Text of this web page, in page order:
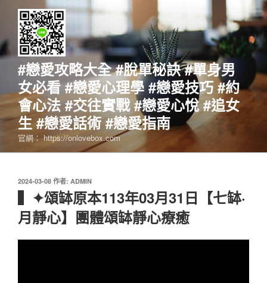
要
#戀愛攻略大全 #脫單秘訣 #單身男
女必看 #戀愛心理學 #戀愛技巧 #約
會心法 #交往實戰 #戀愛心悅 #追女
生 #戀愛話術 #戀愛指南
官網： https://onlovebox.com
發
佈
2024-03-08 作者: ADMIN
▍✦頌缽原本113年03月31日【七缽·
月靜心】團體頌缽靜心療癒